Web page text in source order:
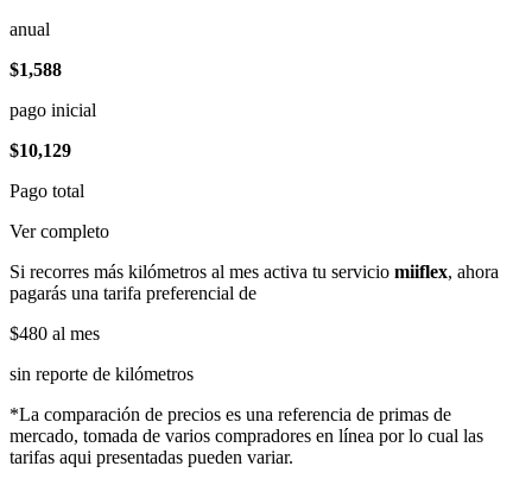
anual
$1,588
pago inicial
$10,129
Pago total
Ver completo
Si recorres más kilómetros al mes activa tu servicio miiflex, ahora
pagarás una tarifa preferencial de
$480 al mes
sin reporte de kilómetros
*La comparación de precios es una referencia de primas de
mercado, tomada de varios compradores en línea por lo cual las
tarifas aqui presentadas pueden variar.